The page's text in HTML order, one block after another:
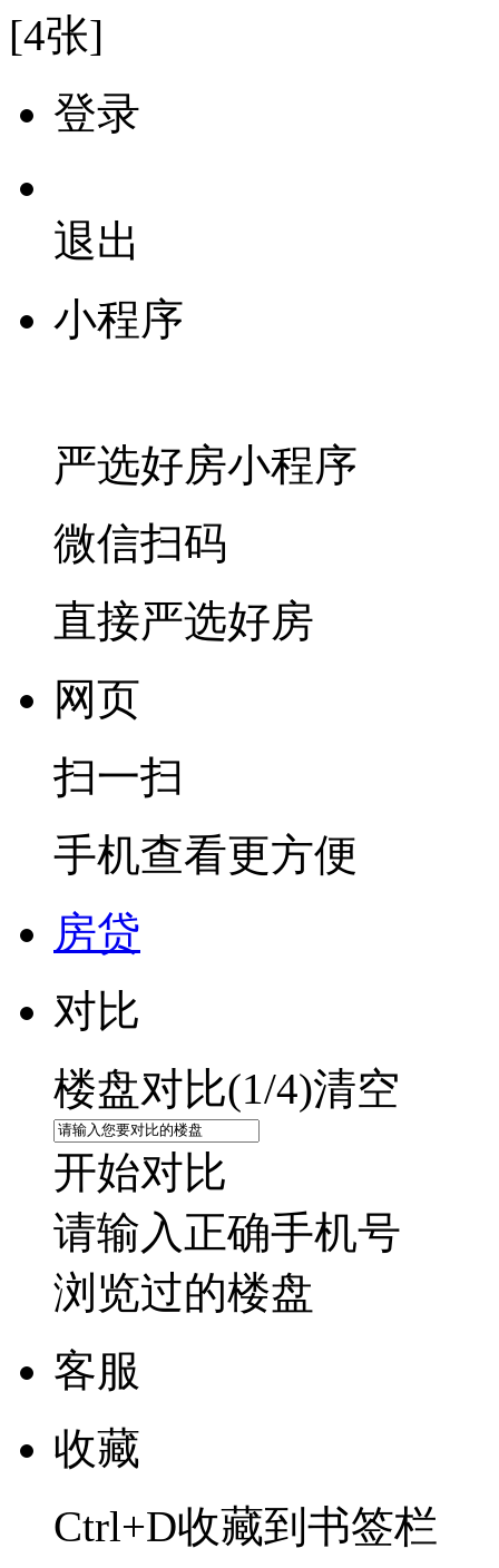
[4张]
登录
退出
小程序
严选好房小程序
微信扫码
直接严选好房
网页
扫一扫
手机查看更方便
房贷
对比
楼盘对比(1/4)清空
开始对比
请输入正确手机号
浏览过的楼盘
客服
收藏
Ctrl+D收藏到书签栏